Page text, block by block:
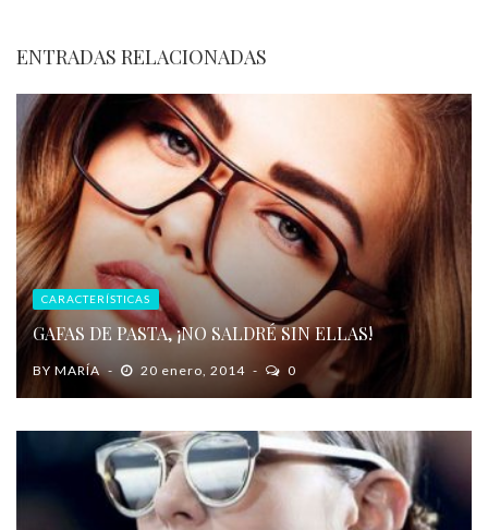
ENTRADAS RELACIONADAS
CARACTERÍSTICAS
GAFAS DE PASTA, ¡NO SALDRÉ SIN ELLAS!
BY MARÍA 20 enero, 2014 0